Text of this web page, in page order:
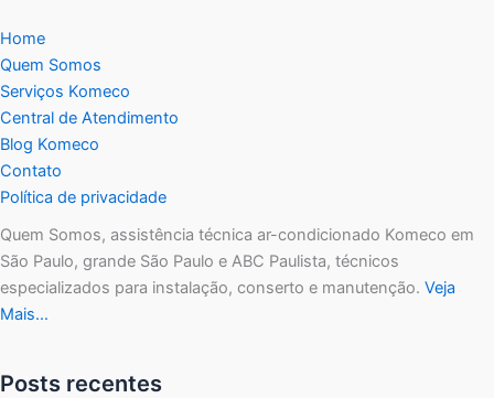
Home
Quem Somos
Serviços Komeco
Central de Atendimento
Blog Komeco
Contato
Política de privacidade
Quem Somos, assistência técnica ar-condicionado Komeco em
São Paulo, grande São Paulo e ABC Paulista, técnicos
especializados para instalação, conserto e manutenção. Veja
Mais…
Posts recentes